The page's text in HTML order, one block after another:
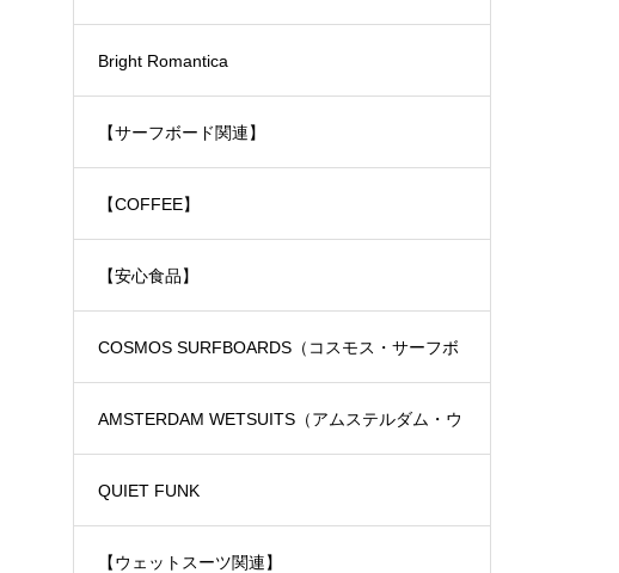
Bright Romantica
【サーフボード関連】
【COFFEE】
【安心食品】
COSMOS SURFBOARDS（コスモス・サーフボ
ード）
AMSTERDAM WETSUITS（アムステルダム・ウ
ェットスーツ）
QUIET FUNK
【ウェットスーツ関連】